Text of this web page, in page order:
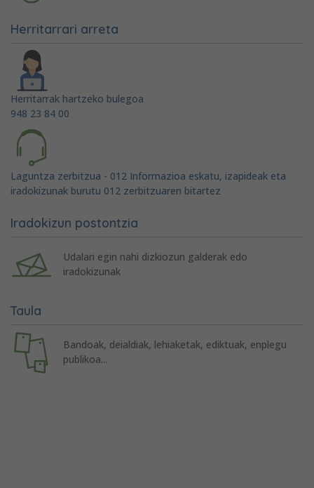
Herritarrari arreta
Herritarrak hartzeko bulegoa
948 23 84 00
Laguntza zerbitzua - 012 Informazioa eskatu, izapideak eta
iradokizunak burutu 012 zerbitzuaren bitartez
Iradokizun postontzia
Udalari egin nahi dizkiozun galderak edo
iradokizunak
Taula
Bandoak, deialdiak, lehiaketak, ediktuak, enplegu
publikoa...